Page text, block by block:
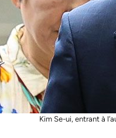
Kim Se-ui, entrant à